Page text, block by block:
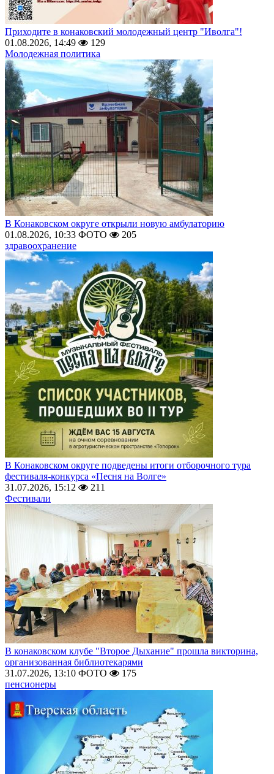
Приходите в конаковский молодежный центр "Иволга"!
01.08.2026, 14:49
129
Молодежная политика
В Конаковском округе открыли новую амбулаторию
01.08.2026, 10:33 ФОТО
205
здравоохранение
В Конаковском округе подведены итоги отборочного тура
фестиваля-конкурса «Песня на Волге»
31.07.2026, 15:12
211
Фестивали
В конаковском клубе "Второе Дыхание" прошла викторина,
организованная библиотекарями
31.07.2026, 13:10 ФОТО
175
пенсионеры